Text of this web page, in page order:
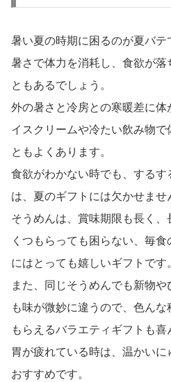
暑い夏の時期に困るのが夏バテ
暑さで体力を消耗し、食欲が落
ともあるでしょう。
外の暑さと冷房との寒暖差に
イスクリームや冷たい飲み物で
ともよくあります。
食欲がわかない時でも、する
は、夏のギフトには欠かせませ
そうめんは、賞味期限も長く
くつもらっても困らない、毎
にはとっても嬉しいギフトです
また、同じそうめんでも新物
も味が微妙に違うので、色ん
もらえるバラエティギフトも喜
胃が疲れている時は、温かい
おすすめです。